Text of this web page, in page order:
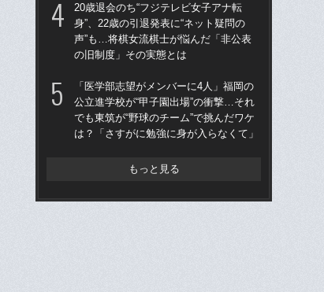
20歳退会のち“フジテレビ女子アナ転
身”、22歳の引退発表に“ネット疑問の
声”も…将棋女流棋士が悩んだ「非公表
の旧制度」その実態とは
「医学部志望がメンバーに4人」福岡の
公立進学校が“甲子園出場”の衝撃…それ
でも東筑が“野球のチーム”で挑んだワケ
は？「さすがに勉強に身が入らなくて」
もっと見る